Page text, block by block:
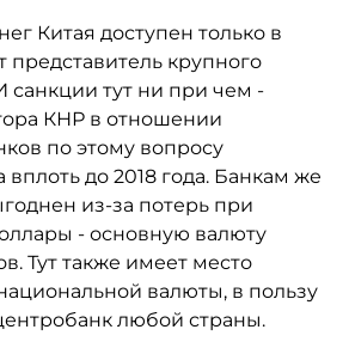
Китая доступен только в
представитель крупного
санкции тут ни при чем -
КНР в отношении
по этому вопросу
до 2018 года. Банкам же
из-за потерь при
- основную валюту
Тут также имеет место
валюты, в пользу
любой страны.